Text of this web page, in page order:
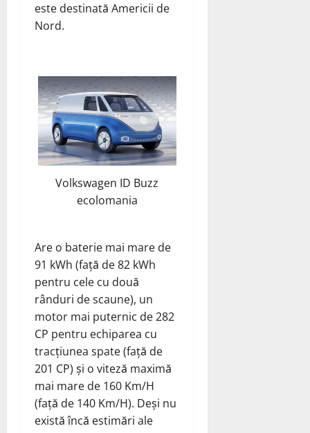
este destinată Americii de
Nord.
Volkswagen ID Buzz
ecolomania
Are o baterie mai mare de
91 kWh (față de 82 kWh
pentru cele cu două
rânduri de scaune), un
motor mai puternic de 282
CP pentru echiparea cu
tracțiunea spate (față de
201 CP) și o viteză maximă
mai mare de 160 Km/H
(față de 140 Km/H). Deși nu
există încă estimări ale